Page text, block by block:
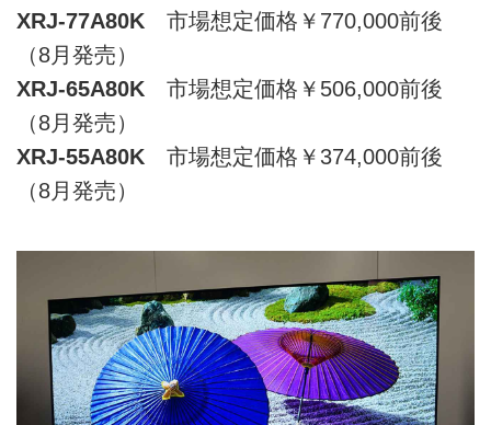
XRJ-77A80K 市場想定価格￥770,000前後
（8月発売）
XRJ-65A80K 市場想定価格￥506,000前後
（8月発売）
XRJ-55A80K 市場想定価格￥374,000前後
（8月発売）